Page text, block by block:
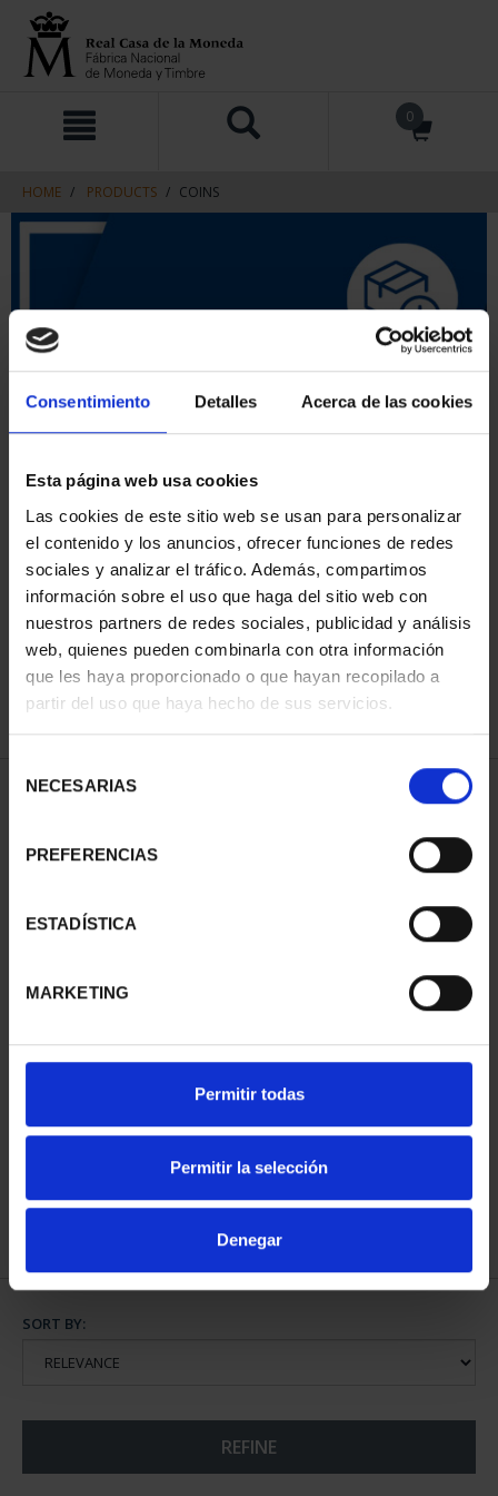
Consentimiento Detalles Acerca de las cookies
Esta página web usa cookies
Las cookies de este sitio web se usan para personalizar
el contenido y los anuncios, ofrecer funciones de redes
sociales y analizar el tráfico. Además, compartimos
información sobre el uso que haga del sitio web con
nuestros partners de redes sociales, publicidad y análisis
web, quienes pueden combinarla con otra información
que les haya proporcionado o que hayan recopilado a
partir del uso que haya hecho de sus servicios.
NECESARIAS
PREFERENCIAS
ESTADÍSTICA
MARKETING
Permitir todas
Permitir la selección
Denegar
navigation
0
HOME PRODUCTS COINS
SORT BY:
REFINE
1 Products found
MINT MUSEUM'S JEWELS
€140.00
SORT BY:
REFINE